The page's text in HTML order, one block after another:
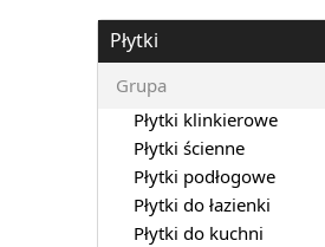
Płytki
Grupa
Płytki klinkierowe
Płytki ścienne
Płytki podłogowe
Płytki do łazienki
Płytki do kuchni